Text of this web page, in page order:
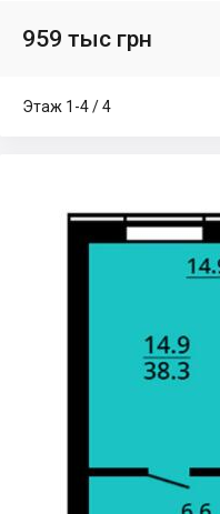
959 тыс грн
Этаж 1-4 / 4